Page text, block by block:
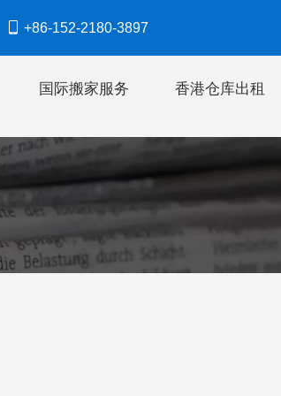
 +86-152-2180-3897​​​​​​​
国际搬家服务 香港仓库出租